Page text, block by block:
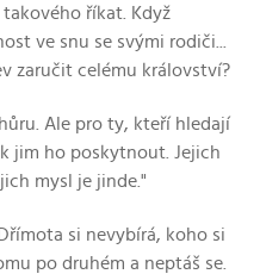
říkat. Když
ve snu se svými rodiči...
zaručit celému království?
Ale pro ty, kteří hledají
jim ho poskytnout. Jejich
mysl je jinde."
si nevybírá, koho si
po druhém a neptáš se.